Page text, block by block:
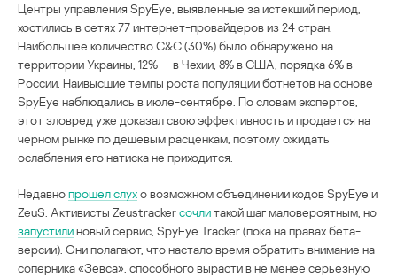
Центры управления SpyEye, выявленные за истекший период,
хостились в сетях 77 интернет-провайдеров из 24 стран.
Наибольшее количество C&C (30%) было обнаружено на
территории Украины, 12% — в Чехии, 8% в США, порядка 6% в
России. Наивысшие темпы роста популяции ботнетов на основе
SpyEye наблюдались в июле-сентябре. По словам экспертов,
этот зловред уже доказал свою эффективность и продается на
черном рынке по дешевым расценкам, поэтому ожидать
ослабления его натиска не приходится.
Недавнопрошел слухо возможном объединении кодов SpyEye и
ZeuS. Активисты Zeustrackerсочлитакой шаг маловероятным, но
запустилиновый сервис, SpyEye Tracker (пока на правах бета-
версии). Они полагают, что настало время обратить внимание на
соперника «Зевса», способного вырасти в не менее серьезную